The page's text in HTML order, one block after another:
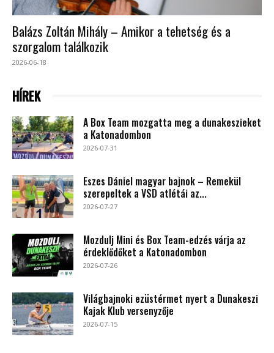
Balázs Zoltán Mihály – Amikor a tehetség és a
szorgalom találkozik
2026-06-18
HÍREK
A Box Team mozgatta meg a dunakeszieket
a Katonadombon
2026-07-31
Eszes Dániel magyar bajnok – Remekül
szerepeltek a VSD atlétái az...
2026-07-27
Mozdulj Mini és Box Team-edzés várja az
érdeklődőket a Katonadombon
2026-07-26
Világbajnoki ezüstérmet nyert a Dunakeszi
Kajak Klub versenyzője
2026-07-15